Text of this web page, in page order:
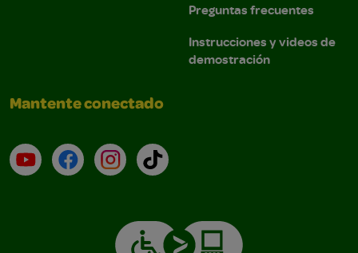
Preguntas frecuentes
Instrucciones y videos de
demostración
Mantente conectado
YouTube (en inglés)
Facebook (en inglés)
Instagram (en inglés)
TikTok